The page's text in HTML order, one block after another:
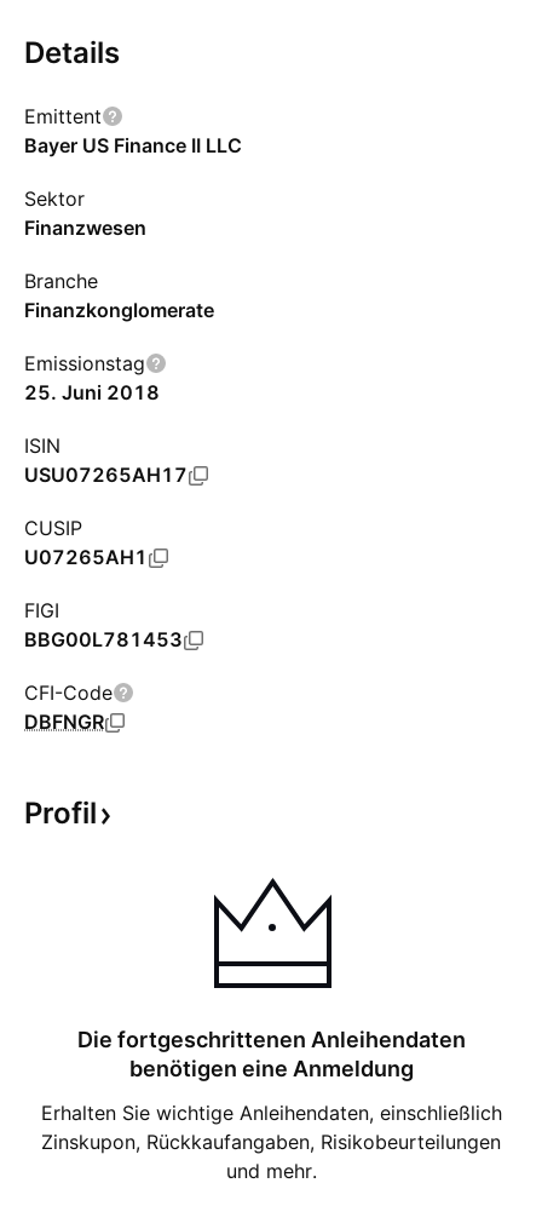
Details
Emittent
Bayer US Finance II LLC
Sektor
Finanzwesen
Branche
Finanzkonglomerate
Emissionstag
25. Juni 2018
ISIN
USU07265AH17
CUSIP
U07265AH1
FIGI
BBG00L781453
CFI-Code
DBFNGR
Profil
Die fortgeschrittenen Anleihendaten
benötigen eine Anmeldung
Erhalten Sie wichtige Anleihendaten, einschließlich
Zinskupon, Rückkaufangaben, Risikobeurteilungen
und mehr.